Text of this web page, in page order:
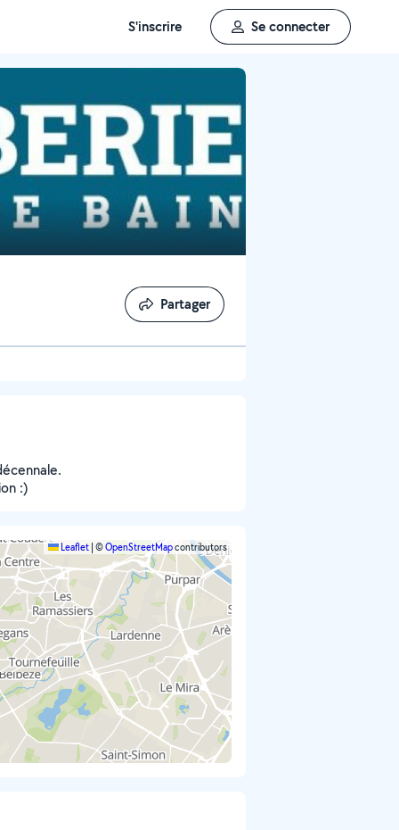
S'inscrire Se connecter
Partager
Partager
:)
Leaflet ©OpenStreetMapcontributors